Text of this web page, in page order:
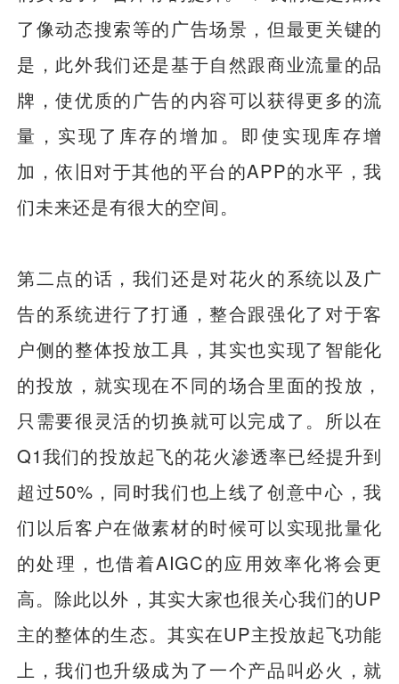
了像动态搜索等的广告场景，但最更关键的
是，此外我们还是基于自然跟商业流量的品
牌，使优质的广告的内容可以获得更多的流
量，实现了库存的增加。即使实现库存增
加，依旧对于其他的平台的APP的水平，我
们未来还是有很大的空间。
第二点的话，我们还是对花火的系统以及广
告的系统进行了打通，整合跟强化了对于客
户侧的整体投放工具，其实也实现了智能化
的投放，就实现在不同的场合里面的投放，
只需要很灵活的切换就可以完成了。所以在
Q1我们的投放起飞的花火渗透率已经提升到
超过50%，同时我们也上线了创意中心，我
们以后客户在做素材的时候可以实现批量化
的处理，也借着AIGC的应用效率化将会更
高。除此以外，其实大家也很关心我们的UP
主的整体的生态。其实在UP主投放起飞功能
上，我们也升级成为了一个产品叫必火，就